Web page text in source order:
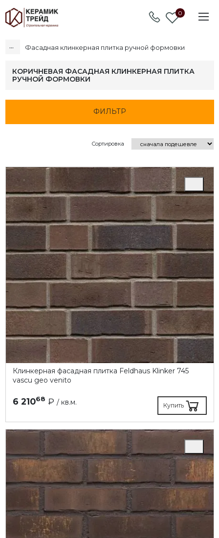
0
... Фасадная клинкерная плитка ручной формовки
КОРИЧНЕВАЯ ФАСАДНАЯ КЛИНКЕРНАЯ ПЛИТКА
РУЧНОЙ ФОРМОВКИ
ФИЛЬТР
Сортировка
Клинкерная фасадная плитка Feldhaus Klinker 745
vascu geo venito
6 21068 ₽ / кв.м. Купить